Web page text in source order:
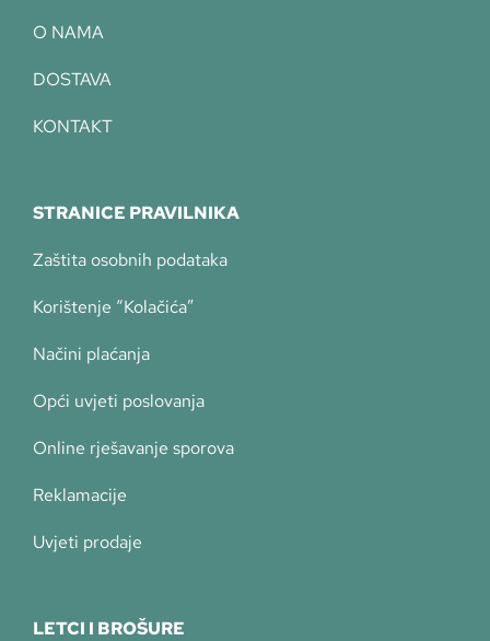
O NAMA
DOSTAVA
KONTAKT
STRANICE PRAVILNIKA
Zaštita osobnih podataka
Korištenje “Kolačića”
Načini plaćanja
Opći uvjeti poslovanja
Online rješavanje sporova
Reklamacije
Uvjeti prodaje
LETCI I BROŠURE